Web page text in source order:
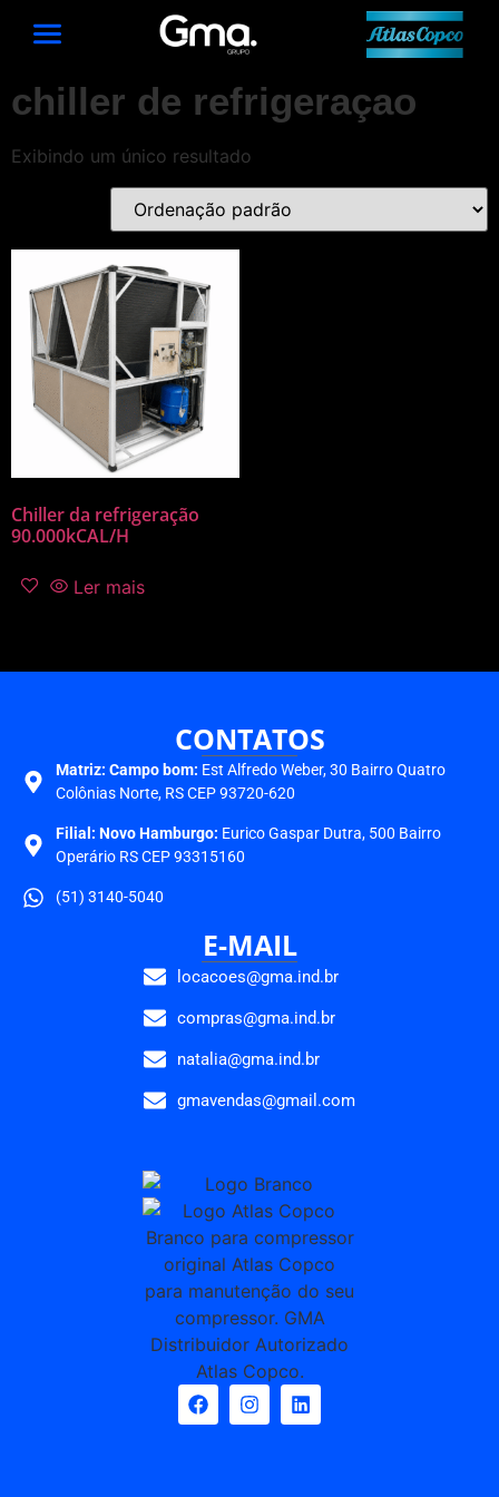
chiller de refrigeraçao
Exibindo um único resultado
Chiller da refrigeração
90.000kCAL/H
Ler mais
CONTATOS
Matriz: Campo bom: Est Alfredo Weber, 30 Bairro Quatro
Colônias Norte, RS CEP 93720-620
Filial: Novo Hamburgo: Eurico Gaspar Dutra, 500 Bairro
Operário RS CEP 93315160
(51) 3140-5040
E-MAIL
locacoes@gma.ind.br
compras@gma.ind.br
natalia@gma.ind.br
gmavendas@gmail.com